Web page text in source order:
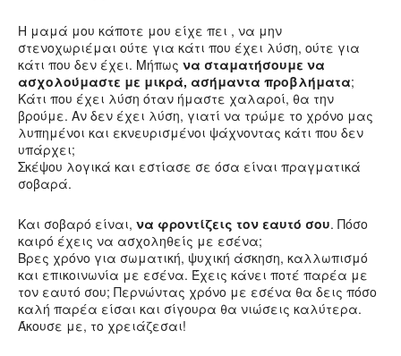
Η μαμά μου κάποτε μου είχε πει , να μην
στενοχωριέμαι ούτε για κάτι που έχει λύση, ούτε για
κάτι που δεν έχει. Μήπως να σταματήσουμε να
ασχολούμαστε με μικρά, ασήμαντα προβλήματα;
Κάτι που έχει λύση όταν ήμαστε χαλαροί, θα την
βρούμε. Αν δεν έχει λύση, γιατί να τρώμε το χρόνο μας
λυπημένοι και εκνευρισμένοι ψάχνοντας κάτι που δεν
υπάρχει;
Σκέψου λογικά και εστίασε σε όσα είναι πραγματικά
σοβαρά.
Και σοβαρό είναι, να φροντίζεις τον εαυτό σου. Πόσο
καιρό έχεις να ασχοληθείς με εσένα;
Βρες χρόνο για σωματική, ψυχική άσκηση, καλλωπισμό
και επικοινωνία με εσένα. Έχεις κάνει ποτέ παρέα με
τον εαυτό σου; Περνώντας χρόνο με εσένα θα δεις πόσο
καλή παρέα είσαι και σίγουρα θα νιώσεις καλύτερα.
Άκουσε με, το χρειάζεσαι!